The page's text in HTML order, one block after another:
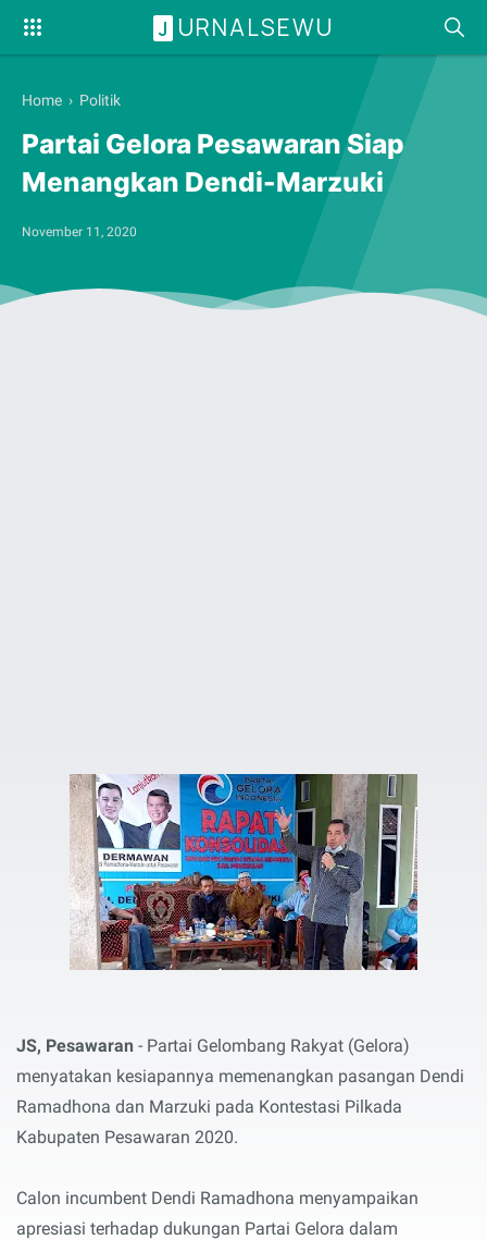
J URNALSEWU
Home › Politik
Partai Gelora Pesawaran Siap
Menangkan Dendi-Marzuki
November 11, 2020
JS, Pesawaran - Partai Gelombang Rakyat (Gelora)
menyatakan kesiapannya memenangkan pasangan Dendi
Ramadhona dan Marzuki pada Kontestasi Pilkada
Kabupaten Pesawaran 2020.
Calon incumbent Dendi Ramadhona menyampaikan
apresiasi terhadap dukungan Partai Gelora dalam